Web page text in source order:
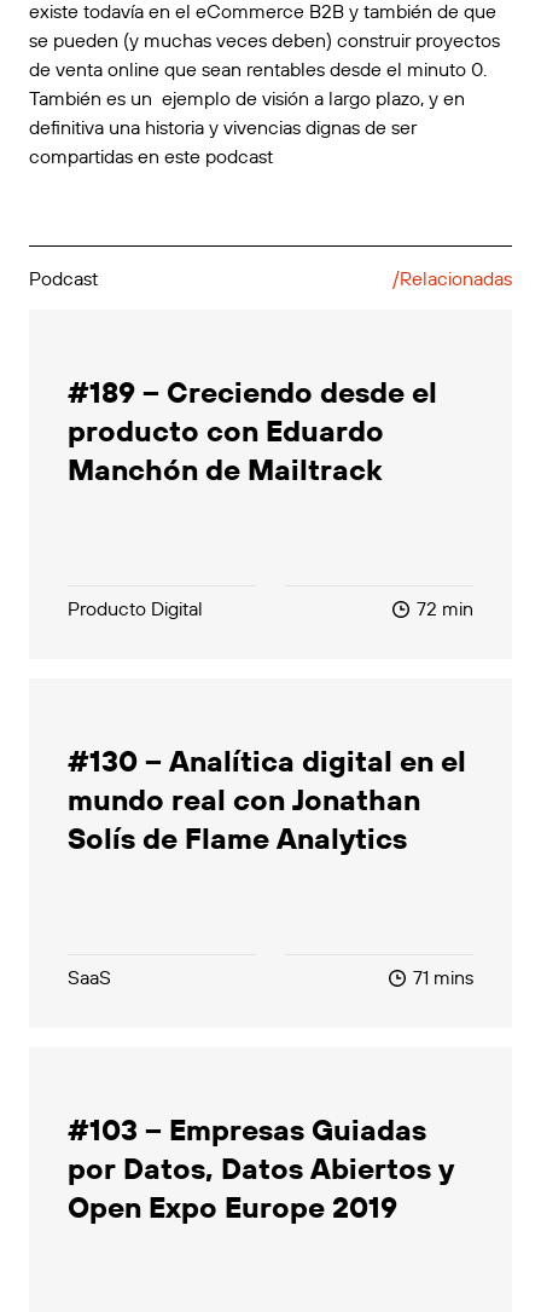
existe todavía en el eCommerce B2B y también de que
se pueden (y muchas veces deben) construir proyectos
de venta online que sean rentables desde el minuto 0.
También es un ejemplo de visión a largo plazo, y en
definitiva una historia y vivencias dignas de ser
compartidas en este podcast
Podcast /Relacionadas
#189 – Creciendo desde el
producto con Eduardo
Manchón de Mailtrack
Producto Digital 72 min
#130 – Analítica digital en el
mundo real con Jonathan
Solís de Flame Analytics
SaaS 71 mins
#103 – Empresas Guiadas
por Datos, Datos Abiertos y
Open Expo Europe 2019